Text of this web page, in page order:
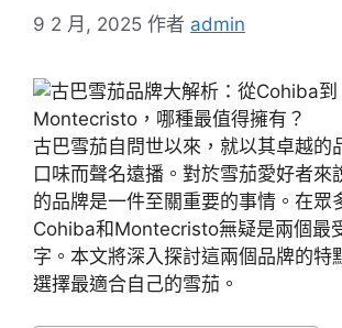
9 2 月, 2025 作者 admin
古巴雪茄自問世以來，就以其卓越的
口味而聲名遠播。對於雪茄愛好者來
的品牌是一件至關重要的事情。在眾
Cohiba和Montecristo無疑是兩個最
字。本文將深入探討這兩個品牌的特
選擇最適合自己的雪茄。